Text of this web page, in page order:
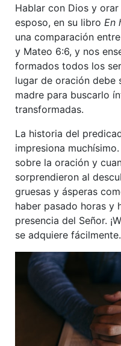
Hablar con Dios y
esposo, en su libro En
una comparación
y Mateo 6:6, y nos
formados todos los
lugar de oración debe
madre para buscarlo
transformadas.
La historia del
impresiona
sobre la oración y
sorprendieron al
gruesas y ásperas
haber pasado horas y
presencia del Señor.
se adquiere fácilmente.